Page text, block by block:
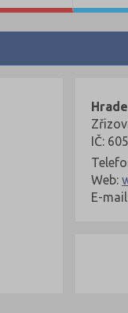
IČ:
Web:
E-